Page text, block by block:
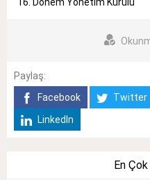
16. Dönem Yönetim Kurulu
Paylaş:
Facebook
Twitter
LinkedIn
En